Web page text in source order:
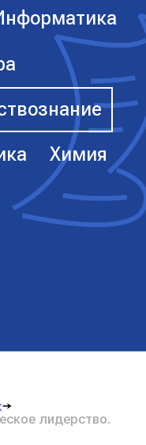
Химия
лидерство.